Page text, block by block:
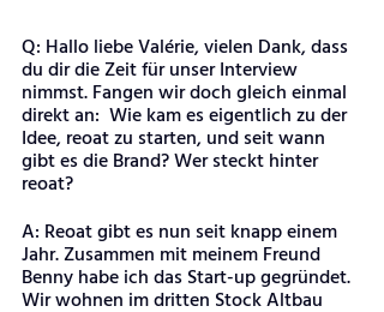
Q: Hallo liebe Valérie, vielen Dank, dass
du dir die Zeit für unser Interview
nimmst. Fangen wir doch gleich einmal
direkt an:  Wie kam es eigentlich zu der
Idee, reoat zu starten, und seit wann
gibt es die Brand? Wer steckt hinter
reoat?
A: Reoat gibt es nun seit knapp einem
Jahr. Zusammen mit meinem Freund
Benny habe ich das Start-up gegründet.
Wir wohnen im dritten Stock Altbau